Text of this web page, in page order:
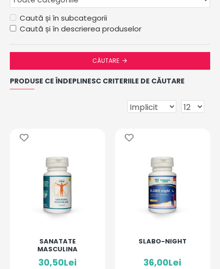
Caută și în subcategorii
Caută și în descrierea produselor
CĂUTARE
PRODUSE CE ÎNDEPLINESC CRITERIILE DE CĂUTARE
SANATATE
MASCULINA
30,50Lei
SLABO-NIGHT
36,00Lei